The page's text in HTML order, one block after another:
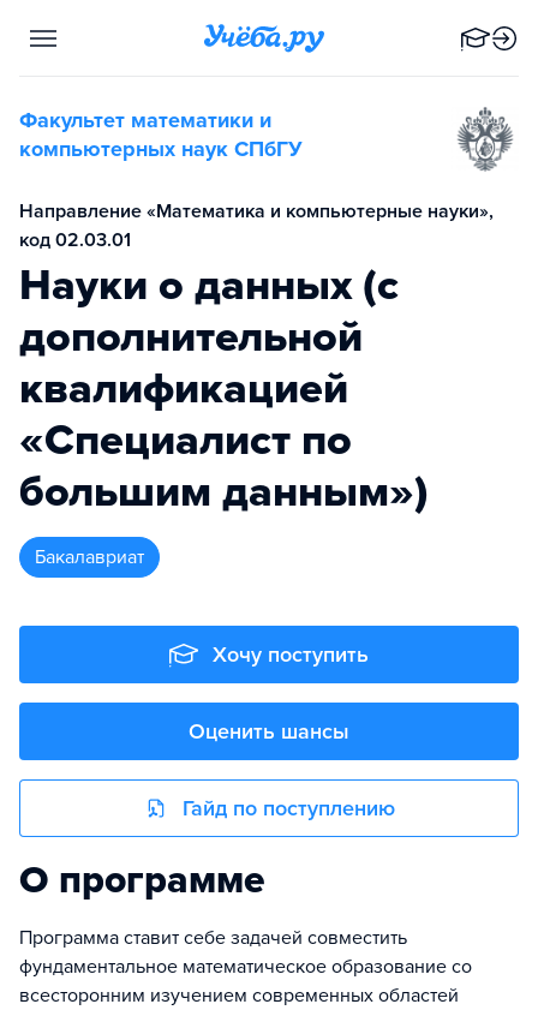
Факультет математики и
компьютерных наук СПбГУ
Направление «Математика и компьютерные науки»,
код 02.03.01
Науки о данных (с
дополнительной
квалификацией
«Специалист по
большим данным»)
бакалавриат
Хочу поступить
Оценить шансы
Гайд по поступлению
О программе
Программа ставит себе задачей совместить
фундаментальное математическое образование со
всесторонним изучением современных областей